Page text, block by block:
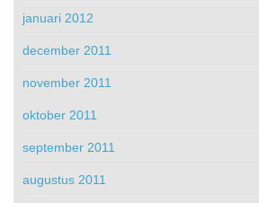
januari 2012
december 2011
november 2011
oktober 2011
september 2011
augustus 2011